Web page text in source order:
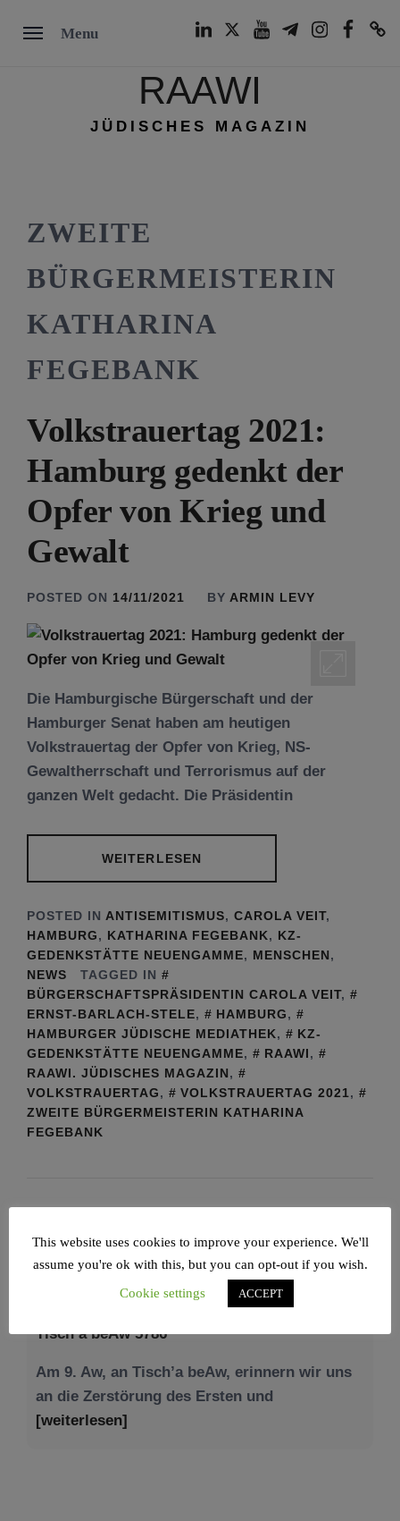
Menu
RAAWI
JÜDISCHES MAGAZIN
ZWEITE
BÜRGERMEISTERIN
KATHARINA
FEGEBANK
Volkstrauertag 2021:
Hamburg gedenkt der
Opfer von Krieg und
Gewalt
POSTED ON 14/11/2021 BY ARMIN LEVY
Die Hamburgische Bürgerschaft und der
Hamburger Senat haben am heutigen
Volkstrauertag der Opfer von Krieg, NS-
Gewaltherrschaft und Terrorismus auf der
ganzen Welt gedacht. Die Präsidentin
WEITERLESEN
POSTED IN ANTISEMITISMUS, CAROLA VEIT,
HAMBURG, KATHARINA FEGEBANK, KZ-
GEDENKSTÄTTE NEUENGAMME, MENSCHEN,
NEWS
TAGGED IN
BÜRGERSCHAFTSPRÄSIDENTIN CAROLA VEIT,
ERNST-BARLACH-STELE, HAMBURG,
HAMBURGER JÜDISCHE MEDIATHEK,
KZ-
GEDENKSTÄTTE NEUENGAMME, RAAWI,
RAAWI. JÜDISCHES MAGAZIN,
VOLKSTRAUERTAG, VOLKSTRAUERTAG 2021,
ZWEITE BÜRGERMEISTERIN KATHARINA
FEGEBANK
NEWS – JÜDISCHE UNION
an die Zerstörung des Ersten und
[weiterlesen]
This website uses cookies to improve your experience. We'll
assume you're ok with this, but you can opt-out if you wish.
Cookie settings
ACCEPT